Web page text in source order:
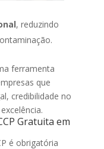
, reduzindo
ferramenta
que
credibilidade no
Gratuita em
é obrigatória